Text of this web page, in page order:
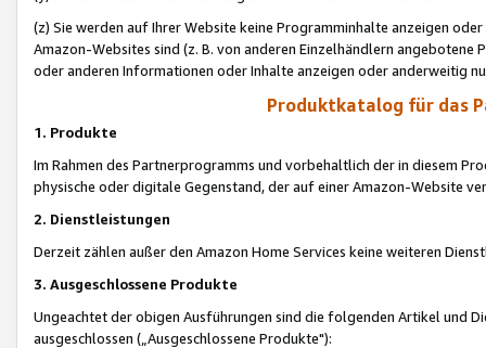
(z) Sie werden auf Ihrer Website keine Programminhalte anzeigen
Amazon-Websites sind (z. B. von anderen Einzelhändlern
oder anderen Informationen oder Inhalte anzeigen oder anderweitig
Produktkatalog für das
1. Produkte
Im Rahmen des Partnerprogramms und vorbehaltlich der in diesem
physische oder digitale Gegenstand, der auf einer Amazon-Website
2. Dienstleistungen
Derzeit zählen außer den Amazon Home Services keine weiteren
3. Ausgeschlossene Produkte
Ungeachtet der obigen Ausführungen sind die folgenden Artikel und
ausgeschlossen („Ausgeschlossene Produkte"):